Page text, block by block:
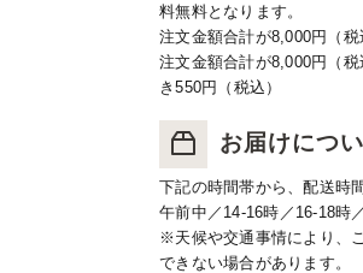
料無料となります。
注文金額合計が8,000円（
注文金額合計が8,000円（
き550円（税込）
お届けにつ
下記の時間帯から、配送時
午前中／14-16時／16-18時
※天候や交通事情により、
できない場合があります。